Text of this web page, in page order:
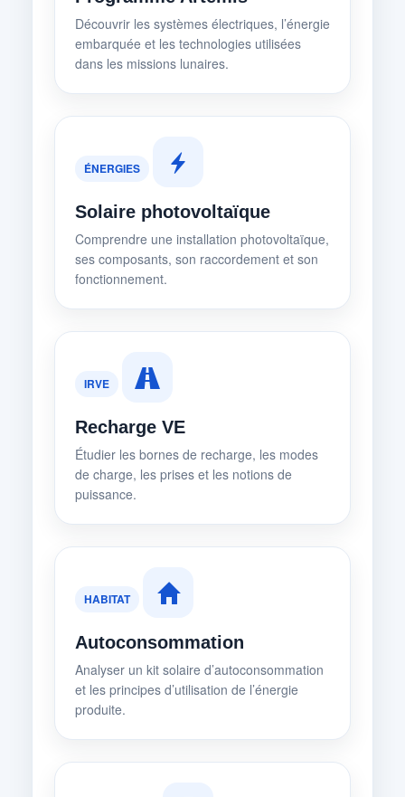
Découvrir les systèmes électriques, l’énergie
embarquée et les technologies utilisées
dans les missions lunaires.
ÉNERGIES
Solaire photovoltaïque
Comprendre une installation photovoltaïque,
ses composants, son raccordement et son
fonctionnement.
IRVE
Recharge VE
Étudier les bornes de recharge, les modes
de charge, les prises et les notions de
puissance.
HABITAT
Autoconsommation
Analyser un kit solaire d’autoconsommation
et les principes d’utilisation de l’énergie
produite.